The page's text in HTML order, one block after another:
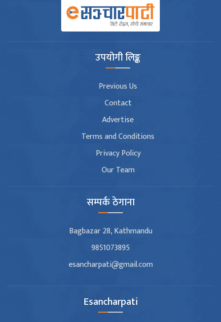
उपयोगी लिङ्क
Previous Us
Contact
Advertise
Terms and Conditions
Privacy Policy
Our Team
सम्पर्क ठेगाना
Bagbazar 28, Kathmandu
9851073895
esancharpati@gmail.com
Esancharpati